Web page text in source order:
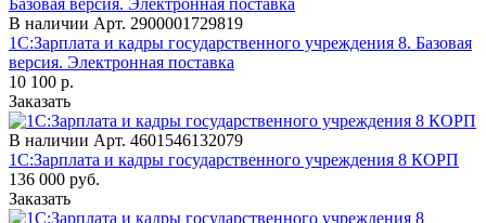
В наличии Арт. 2900001729819
1С:Зарплата и кадры государственного учреждения 8. Базовая
версия. Электронная поставка
10 100 р.
Заказать
В наличии Арт. 4601546132079
1С:Зарплата и кадры государственного учреждения 8 КОРП
136 000 руб.
Заказать